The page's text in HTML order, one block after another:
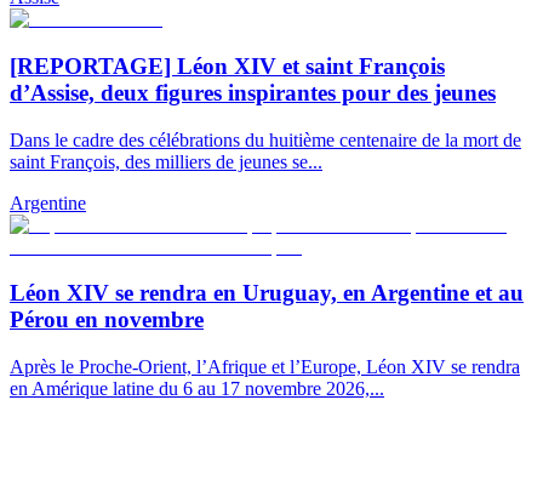
[REPORTAGE] Léon XIV et saint François
d’Assise, deux figures inspirantes pour des jeunes
Dans le cadre des célébrations du huitième centenaire de la mort de
saint François, des milliers de jeunes se...
Argentine
Léon XIV se rendra en Uruguay, en Argentine et au
Pérou en novembre
Après le Proche-Orient, l’Afrique et l’Europe, Léon XIV se rendra
en Amérique latine du 6 au 17 novembre 2026,...